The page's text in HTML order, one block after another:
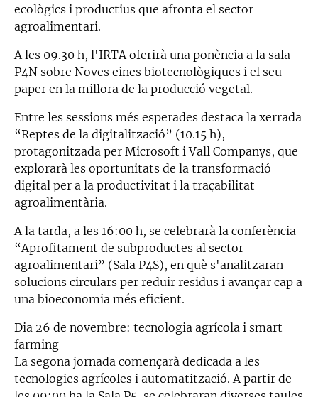
ecològics i productius que afronta el sector
agroalimentari.
A les 09.30 h, l'IRTA oferirà una ponència a la sala
P4N sobre Noves eines biotecnològiques i el seu
paper en la millora de la producció vegetal.
Entre les sessions més esperades destaca la xerrada
“Reptes de la digitalització” (10.15 h),
protagonitzada per Microsoft i Vall Companys, que
explorarà les oportunitats de la transformació
digital per a la productivitat i la traçabilitat
agroalimentària.
A la tarda, a les 16:00 h, se celebrarà la conferència
“Aprofitament de subproductes al sector
agroalimentari” (Sala P4S), en què s'analitzaran
solucions circulars per reduir residus i avançar cap a
una bioeconomia més eficient.
Dia 26 de novembre: tecnologia agrícola i smart
farming
La segona jornada començarà dedicada a les
tecnologies agrícoles i automatització. A partir de